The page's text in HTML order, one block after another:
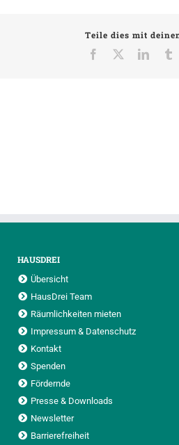
Teile dies mit
Facebook
HAUSDREI
Übersicht
HausDrei Team
Räumlichkeiten mieten
Impressum & Datenschutz
Kontakt
Spenden
Fördernde
Presse & Downloads
Newsletter
Barrierefreiheit